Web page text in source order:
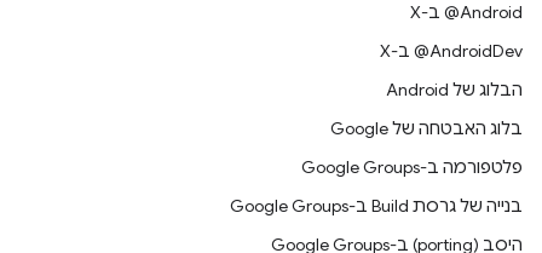
‫‎@Android ב-X
‫‎@AndroidDev ב-X
הבלוג של Android
בלוג האבטחה של Google
פלטפורמה ב-Google Groups
בנייה של גרסת Build ב-Google Groups
היסב (porting) ב-Google Groups